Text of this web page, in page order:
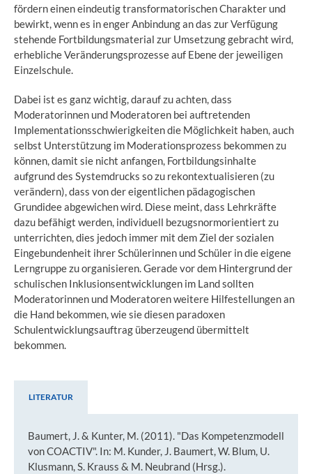
fördern einen eindeutig transformatorischen Charakter und
bewirkt, wenn es in enger Anbindung an das zur Verfügung
stehende Fortbildungsmaterial zur Umsetzung gebracht wird,
erhebliche Veränderungsprozesse auf Ebene der jeweiligen
Einzelschule.
Dabei ist es ganz wichtig, darauf zu achten, dass
Moderatorinnen und Moderatoren bei auftretenden
Implementationsschwierigkeiten die Möglichkeit haben, auch
selbst Unterstützung im Moderationsprozess bekommen zu
können, damit sie nicht anfangen, Fortbildungsinhalte
aufgrund des Systemdrucks so zu rekontextualisieren (zu
verändern), dass von der eigentlichen pädagogischen
Grundidee abgewichen wird. Diese meint, dass Lehrkräfte
dazu befähigt werden, individuell bezugsnormorientiert zu
unterrichten, dies jedoch immer mit dem Ziel der sozialen
Eingebundenheit ihrer Schülerinnen und Schüler in die eigene
Lerngruppe zu organisieren. Gerade vor dem Hintergrund der
schulischen Inklusionsentwicklungen im Land sollten
Moderatorinnen und Moderatoren weitere Hilfestellungen an
die Hand bekommen, wie sie diesen paradoxen
Schulentwicklungsauftrag überzeugend übermittelt
bekommen.
LITERATUR
Literatur
Baumert, J. & Kunter, M. (2011). "Das Kompetenzmodell
von COACTIV". In: M. Kunder, J. Baumert, W. Blum, U.
Klusmann, S. Krauss & M. Neubrand (Hrsg.).